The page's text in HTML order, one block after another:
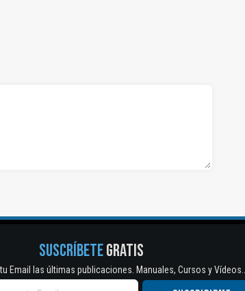
SUSCRÍBETEGRATIS
Email las últimas publicaciones. Manuales, Cursos y